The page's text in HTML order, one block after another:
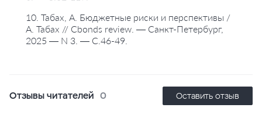
10. Табах, А. Бюджетные риски и перспективы /
А. Табах // Cbonds review. — Санкт-Петербург,
2025 — N 3. — С.46-49.
Отзывы читателей 0 Оставить отзыв